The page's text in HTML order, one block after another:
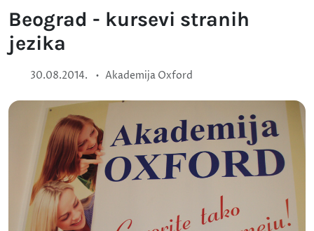
Beograd - kursevi stranih
jezika
30.08.2014. • Akademija Oxford